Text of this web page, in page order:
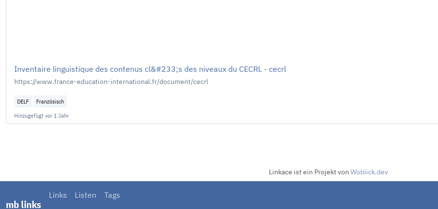
mb links
Links Listen Tags
Inventaire linguistique des contenus cl&#233;s des niveaux du CECRL - cecrl
https://www.france-education-international.fr/document/cecrl
DELF
Französisch
Hinzugefügt vor 1 Jahr
Linkace ist ein Projekt von Woblick.dev